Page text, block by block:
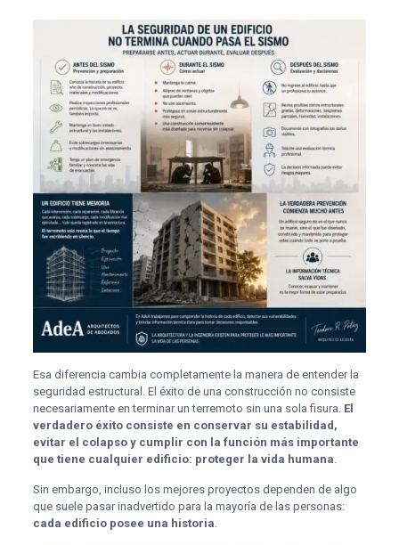
Esa diferencia cambia completamente la manera de entender la
seguridad estructural. El éxito de una construcción no consiste
necesariamente en terminar un terremoto sin una sola fisura. El
verdadero éxito consiste en conservar su estabilidad,
evitar el colapso y cumplir con la función más importante
que tiene cualquier edificio: proteger la vida humana.
Sin embargo, incluso los mejores proyectos dependen de algo
que suele pasar inadvertido para la mayoría de las personas:
cada edificio posee una historia.